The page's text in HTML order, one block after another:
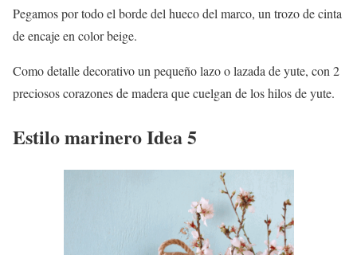
Pegamos por todo el borde del hueco del marco, un trozo de cinta
de encaje en color beige.
Como detalle decorativo un pequeño lazo o lazada de yute, con 2
preciosos corazones de madera que cuelgan de los hilos de yute.
Estilo marinero Idea 5